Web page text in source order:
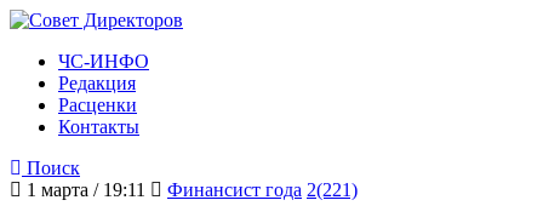
ЧС-ИНФО
Редакция
Расценки
Контакты
Поиск
1 марта / 19:11
Финансист года 2(221)